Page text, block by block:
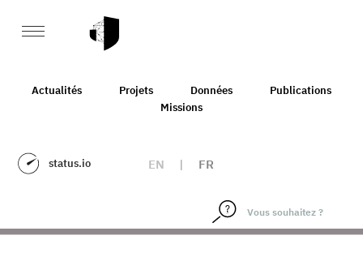
Actualités Projets Données
Publications
Missions
status.io EN | FR